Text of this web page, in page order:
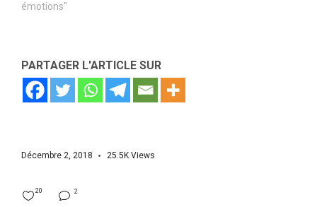
émotions"
PARTAGER L'ARTICLE SUR
Décembre 2, 2018 25.5K Views
2
20